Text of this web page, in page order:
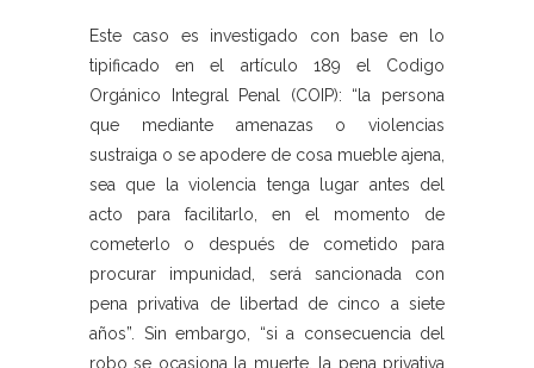
Este caso es investigado con base en lo
tipificado en el artículo 189 el Codigo
Orgánico Integral Penal (COIP): “la persona
que mediante amenazas o violencias
sustraiga o se apodere de cosa mueble ajena,
sea que la violencia tenga lugar antes del
acto para facilitarlo, en el momento de
cometerlo o después de cometido para
procurar impunidad, será sancionada con
pena privativa de libertad de cinco a siete
años”. Sin embargo, “si a consecuencia del
robo se ocasiona la muerte, la pena privativa